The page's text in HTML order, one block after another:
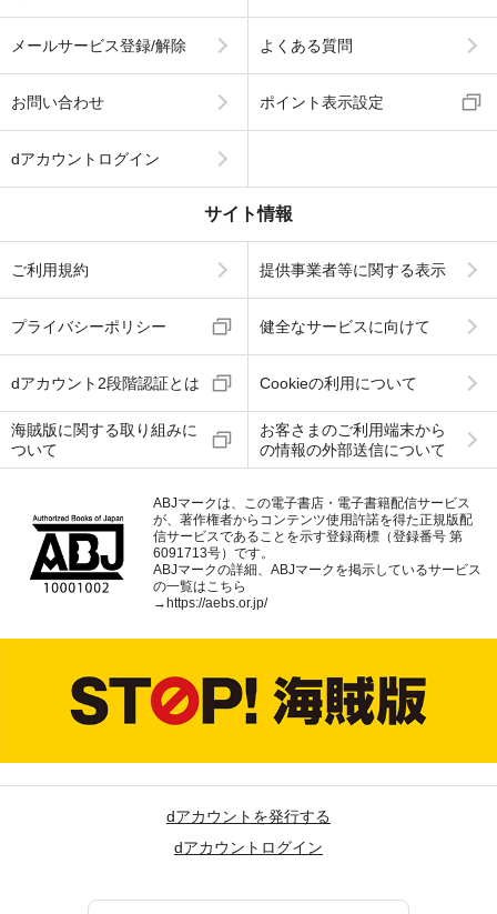
メールサービス登録/解除 よくある質問
お問い合わせ ポイント表示設定
dアカウントログイン
サイト情報
ご利用規約 提供事業者等に関する表示
プライバシーポリシー 健全なサービスに向けて
dアカウント2段階認証とは Cookieの利用について
海賊版に関する取り組みに
ついて
お客さまのご利用端末から
の情報の外部送信について
ABJマークは、この電子書店・電子書籍配信サービス
が、著作権者からコンテンツ使用許諾を得た正規版配
信サービスであることを示す登録商標（登録番号 第
6091713号）です。
ABJマークの詳細、ABJマークを掲示しているサービス
の一覧はこちら
→ https://aebs.or.jp/
dアカウントを発行する
dアカウントログイン